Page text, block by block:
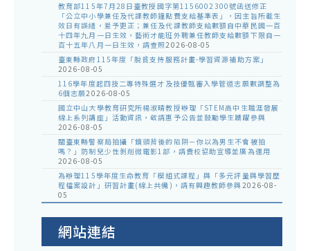
教育部115年7月28日臺教授國字第1156002300號函送修正
「公立中小學兼任及代課教師鐘點費支給基準表」，因主旨所載生
效日有誤繕，爰予更正；兼任及代課教師支給數額自中華民國一百
十四年九月一日生效，藝術才能班外聘兼任教師支給數額下限自一
百十五年八月一日生效，請查照2026-08-05
臺東縣政府115年度「脫貧支持服務計畫-學習資源補助方案」
2026-08-05
116學年度起四技二專特殊選才及技優甄審入學管道志願數調整為
6個志願2026-08-05
國立中山大學教育研究所楊淑晴教授辦理「STEM高中生職涯發展
線上系列講座」活動資訊，敬請惠予公告並鼓勵學生踴躍參與
2026-08-05
關臺東縣警察局拍攝「鏡頭背後的陷阱－你以為男生不會被拍
嗎？」防制兒少性剝削微電影1部，請貴校協助宣導並廣為運用
2026-08-05
為辦理115學年度生命教育「模組式課程」與「多元評量與學習歷
程檔案設計」研習計畫(線上共備)，請有興趣教師參與2026-08-
05
網站連結